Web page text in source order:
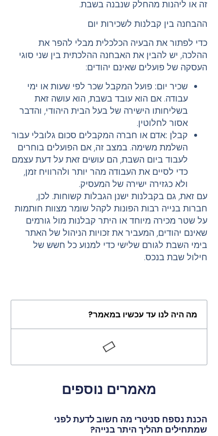
זה או ליהנות מהחלק שנבנה בשבת.
ההבחנה בין קבלנות לשכירות יום
כדי לפתור את הבעיה הכלכלית מבלי להפר את
ההלכה, יש להבין את האבחנה ההלכתית בין שני סוגי
העסקה של פועלים שאינם יהודים:
שכיר יום:פועל המקבל שכר לפי שעות או ימי
עבודה. אם הוא עובד בשבת, הוא עושה זאת
בשליחותו הישירה של בעל הבית היהודי, והדבר
אסור לחלוטין.
קבלן : אדם או חברה המקבלים סכום גלובלי עבור
השלמת משימה. במצב זה, אם הפועלים בוחרים
לעבוד ביום השבת, הם עושים זאת על דעת עצמם
כדי לסיים את העבודה מהר יותר ולהרוויח זמן,
ולא כגזירה ישירה של המעסיק.
עם זאת, גם בקבלנות ישנן הגבלות קשוחות. לכן,
חברות בנייה רבות הפונות לקהל שומר מצוות חותמות
על שטר מכירה מיוחד או היתר קבלנות מול גורמים
שאינם יהודים, המעביר את זכויות הניהול של האתר
בימי השבת לגורם שלישי כדי למנוע כל חשש של
חילול שבת בנכס.
מה היה לנו עד עכשיו במאמר?
מאמרים נוספים
הכנת נספח סניטרי מה חשוב לדעת לפני
שמתחילים תהליך היתר בנייה?